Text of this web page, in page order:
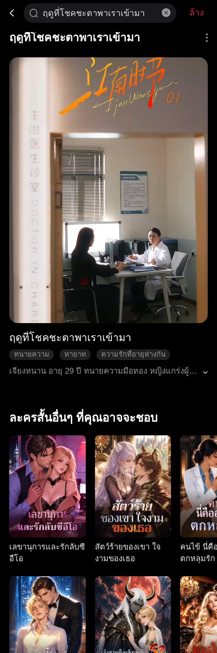
ล้าง
ฤดูที่โชคชะตาพาเราเข้ามา
ฤดูที่โชคชะตาพาเราเข้ามา
ทนายความ ทายาท
ความรักที่อายุห่างกัน
วันไนท์สแตน
จบดี โรแมนติกสมัยใหม่
เจียงหนาน อายุ 29 ปี ทนายความมือทอง หญิงแกร่งผู้ไม่เคยพ่ายแพ้ ชีวิตของเธอเหมือนจะมีแค่เรื่องงานอย่างเดียว ส่วนซือเจี๋ย อายุ 19 ปี ผู้ที่ถูกลิขิตให้ประสบความสำเร็จ และเป็นทายาทแห่งวั่นชางกรุ๊ป สองคนที่แตกต่างกันราวฟ้ากับดินได้มาพบกัน เกิดประกายไฟแห่งรักขึ้นมา แต่การที่ทั้งสองจะก้าวออกจากโลกของตัวเองเพื่อเข้าไปในโลกของอีกฝ่ายนั้นช่างเป็นเรื่องที่ยากเย็น สุดท้ายแล้ว ทั้งสองจะกลับไปยังโลกเดิมของตัวเอง หรือมีความกล้าหาญพอที่จะทำลายพันธนาการและก้าวข้ามขีดจำกัดของตัวเองนะ…
ละครสั้นอื่นๆ ที่คุณอาจจะชอบ
เลขานุการและรักลับซี
อีโอ
สัตว์ร้ายของเขา ใจ
งามของเธอ
คนไข้ นี่คื
ตกหลุมรัก